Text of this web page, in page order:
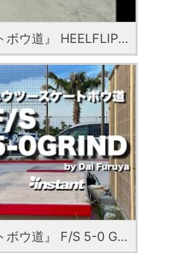
『ハウツースケートボウ道』 HEELFLIP with Yuki Yamazaki
『ハウツースケートボウ道』 F/S 5-0 GRIND with Dai Furuya